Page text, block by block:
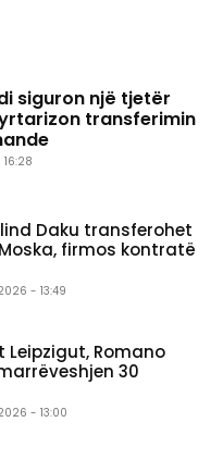
siguron një tjetër
transferimin
Daku transferohet
firmos kontratë
- 13:49
Leipzigut, Romano
30
- 13:00